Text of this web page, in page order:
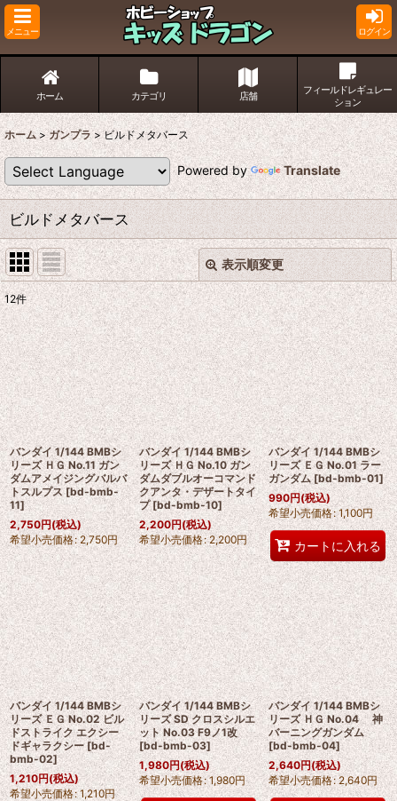
メニュー ログイン
ホーム カテゴリ 店舗
フィールドレギュレー
ション
ホーム > ガンプラ > ビルドメタバース
Powered by Translate
ビルドメタバース
表示順変更
表示数:
並び順:
絞り込む
閉じる
12件
バンダイ 1/144 BMBシ
リーズ ＨＧ No.11 ガン
ダムアメイジングバルバ
トスルプス [bd-bmb-
11]
2,750円(税込)
希望小売価格: 2,750円
バンダイ 1/144 BMBシ
リーズ ＨＧ No.10 ガン
ダムダブルオーコマンド
クアンタ・デザートタイ
プ [bd-bmb-10]
2,200円(税込)
希望小売価格: 2,200円
バンダイ 1/144 BMBシ
リーズ ＥＧ No.01 ラー
ガンダム [bd-bmb-01]
990円(税込)
希望小売価格: 1,100円
カートに入れる
バンダイ 1/144 BMBシ
リーズ ＥＧ No.02 ビル
ドストライク エクシー
ドギャラクシー [bd-
bmb-02]
1,210円(税込)
希望小売価格: 1,210円
バンダイ 1/144 BMBシ
リーズ SD クロスシルエ
ット No.03 F9ノ1改
[bd-bmb-03]
1,980円(税込)
希望小売価格: 1,980円
バンダイ 1/144 BMBシ
リーズ ＨＧ No.04 神
バーニングガンダム
[bd-bmb-04]
2,640円(税込)
希望小売価格: 2,640円